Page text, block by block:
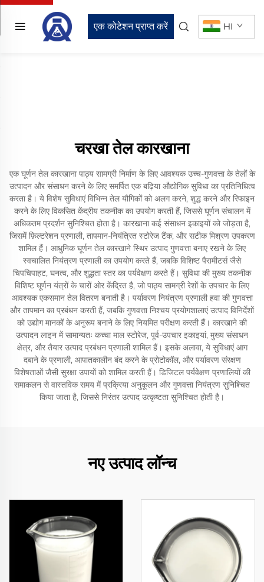
एक कोटेशन प्राप्त करें HI
चरखा तेल कारखाना
एक घूर्णन तेल कारखाना पाठ्य सामग्री निर्माण के लिए आवश्यक उच्च-गुणवत्ता के तेलों के
उत्पादन और संसाधन करने के लिए समर्पित एक बढ़िया औद्योगिक सुविधा का प्रतिनिधित्व
करता है। ये विशेष सुविधाएं विभिन्न तेल यौगिकों को अलग करने, शुद्ध करने और रिफाइन
करने के लिए विकसित केंद्रीय तकनीक का उपयोग करती हैं, जिससे घूर्णन संचालन में
अधिकतम प्रदर्शन सुनिश्चित होता है। कारखाना कई संसाधन इकाइयों को जोड़ता है,
जिसमें फ़िल्टरेशन प्रणाली, तापमान-नियंत्रित स्टोरेज टैंक, और सटीक मिश्रण उपकरण
शामिल हैं। आधुनिक घूर्णन तेल कारखाने स्थिर उत्पाद गुणवत्ता बनाए रखने के लिए
स्वचालित नियंत्रण प्रणाली का उपयोग करते हैं, जबकि विशिष्ट पैरामीटर्स जैसे
चिपचिपाहट, घनत्व, और शुद्धता स्तर का पर्यवेक्षण करते हैं। सुविधा की मुख्य तकनीक
विशिष्ट घूर्णन यंत्रों के चारों ओर केंद्रित है, जो पाठ्य सामग्री रेशों के उपचार के लिए
आवश्यक एकसमान तेल वितरण बनाती है। पर्यावरण नियंत्रण प्रणाली हवा की गुणवत्ता
और तापमान का प्रबंधन करती हैं, जबकि गुणवत्ता निश्चय प्रयोगशालाएं उत्पाद विनिर्देशों
को उद्योग मानकों के अनुरूप बनाने के लिए नियमित परीक्षण करती हैं। कारखाने की
उत्पादन लाइन में सामान्यतः कच्चा माल स्टोरेज, पूर्व-उपचार इकाइयां, मुख्य संसाधन
क्षेत्र, और तैयार उत्पाद प्रबंधन प्रणाली शामिल हैं। इसके अलावा, ये सुविधाएं आग
दबाने के प्रणाली, आपातकालीन बंद करने के प्रोटोकॉल, और पर्यावरण संरक्षण
विशेषताओं जैसी सुरक्षा उपायों को शामिल करती हैं। डिजिटल पर्यवेक्षण प्रणालियों की
समाकलन से वास्तविक समय में प्रक्रिया अनुकूलन और गुणवत्ता नियंत्रण सुनिश्चित
किया जाता है, जिससे निरंतर उत्पाद उत्कृष्टता सुनिश्चित होती है।
नए उत्पाद लॉन्च